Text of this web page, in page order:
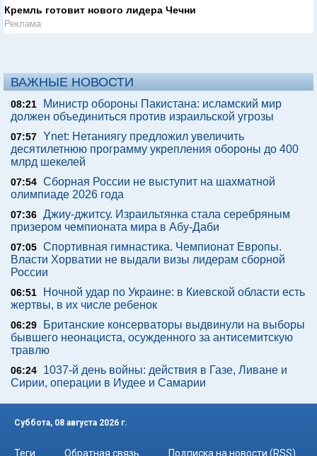
Кремль готовит нового лидера Чечни
Реклама
ВАЖНЫЕ НОВОСТИ
08:21
Министр обороны Пакистана: исламский мир
должен объединиться против израильской угрозы
07:57 Ynet: Нетаниягу предложил увеличить
десятилетнюю программу укрепления обороны до 400
млрд шекелей
07:54 Сборная России не выступит на шахматной
олимпиаде 2026 года
07:36 Джиу-джитсу. Израильтянка стала серебряным
призером чемпионата мира в Абу-Даби
07:05 Спортивная гимнастика. Чемпионат Европы.
Власти Хорватии не выдали визы лидерам сборной
России
06:51
Ночной удар по Украине: в Киевской области есть
жертвы, в их числе ребенок
06:29
Британские консерваторы выдвинули на выборы
бывшего неонациста, осужденного за антисемитскую
травлю
06:24
1037-й день войны: действия в Газе, Ливане и
Сирии, операции в Иудее и Самарии
Суббота, 08 августа 2026 г.
Теги Обратная связь Подписка на новости (RSS)